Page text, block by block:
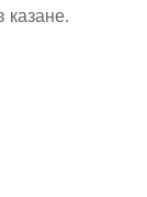
казане.